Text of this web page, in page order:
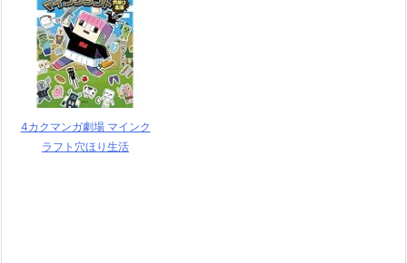
4カクマンガ劇場 マインク
ラフト穴ほり生活